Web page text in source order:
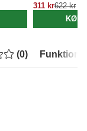
311 kr622 kr
KØB
(0)